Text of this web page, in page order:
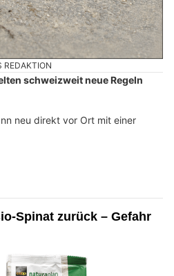
REDAKTION
schweizweit neue Regeln
neu direkt vor Ort mit einer
Spinat zurück – Gefahr